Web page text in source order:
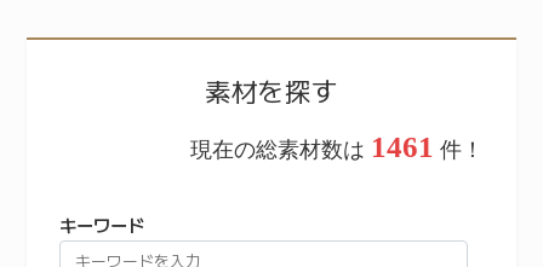
素材を探す
現在の総素材数は 1461 件！
キーワード